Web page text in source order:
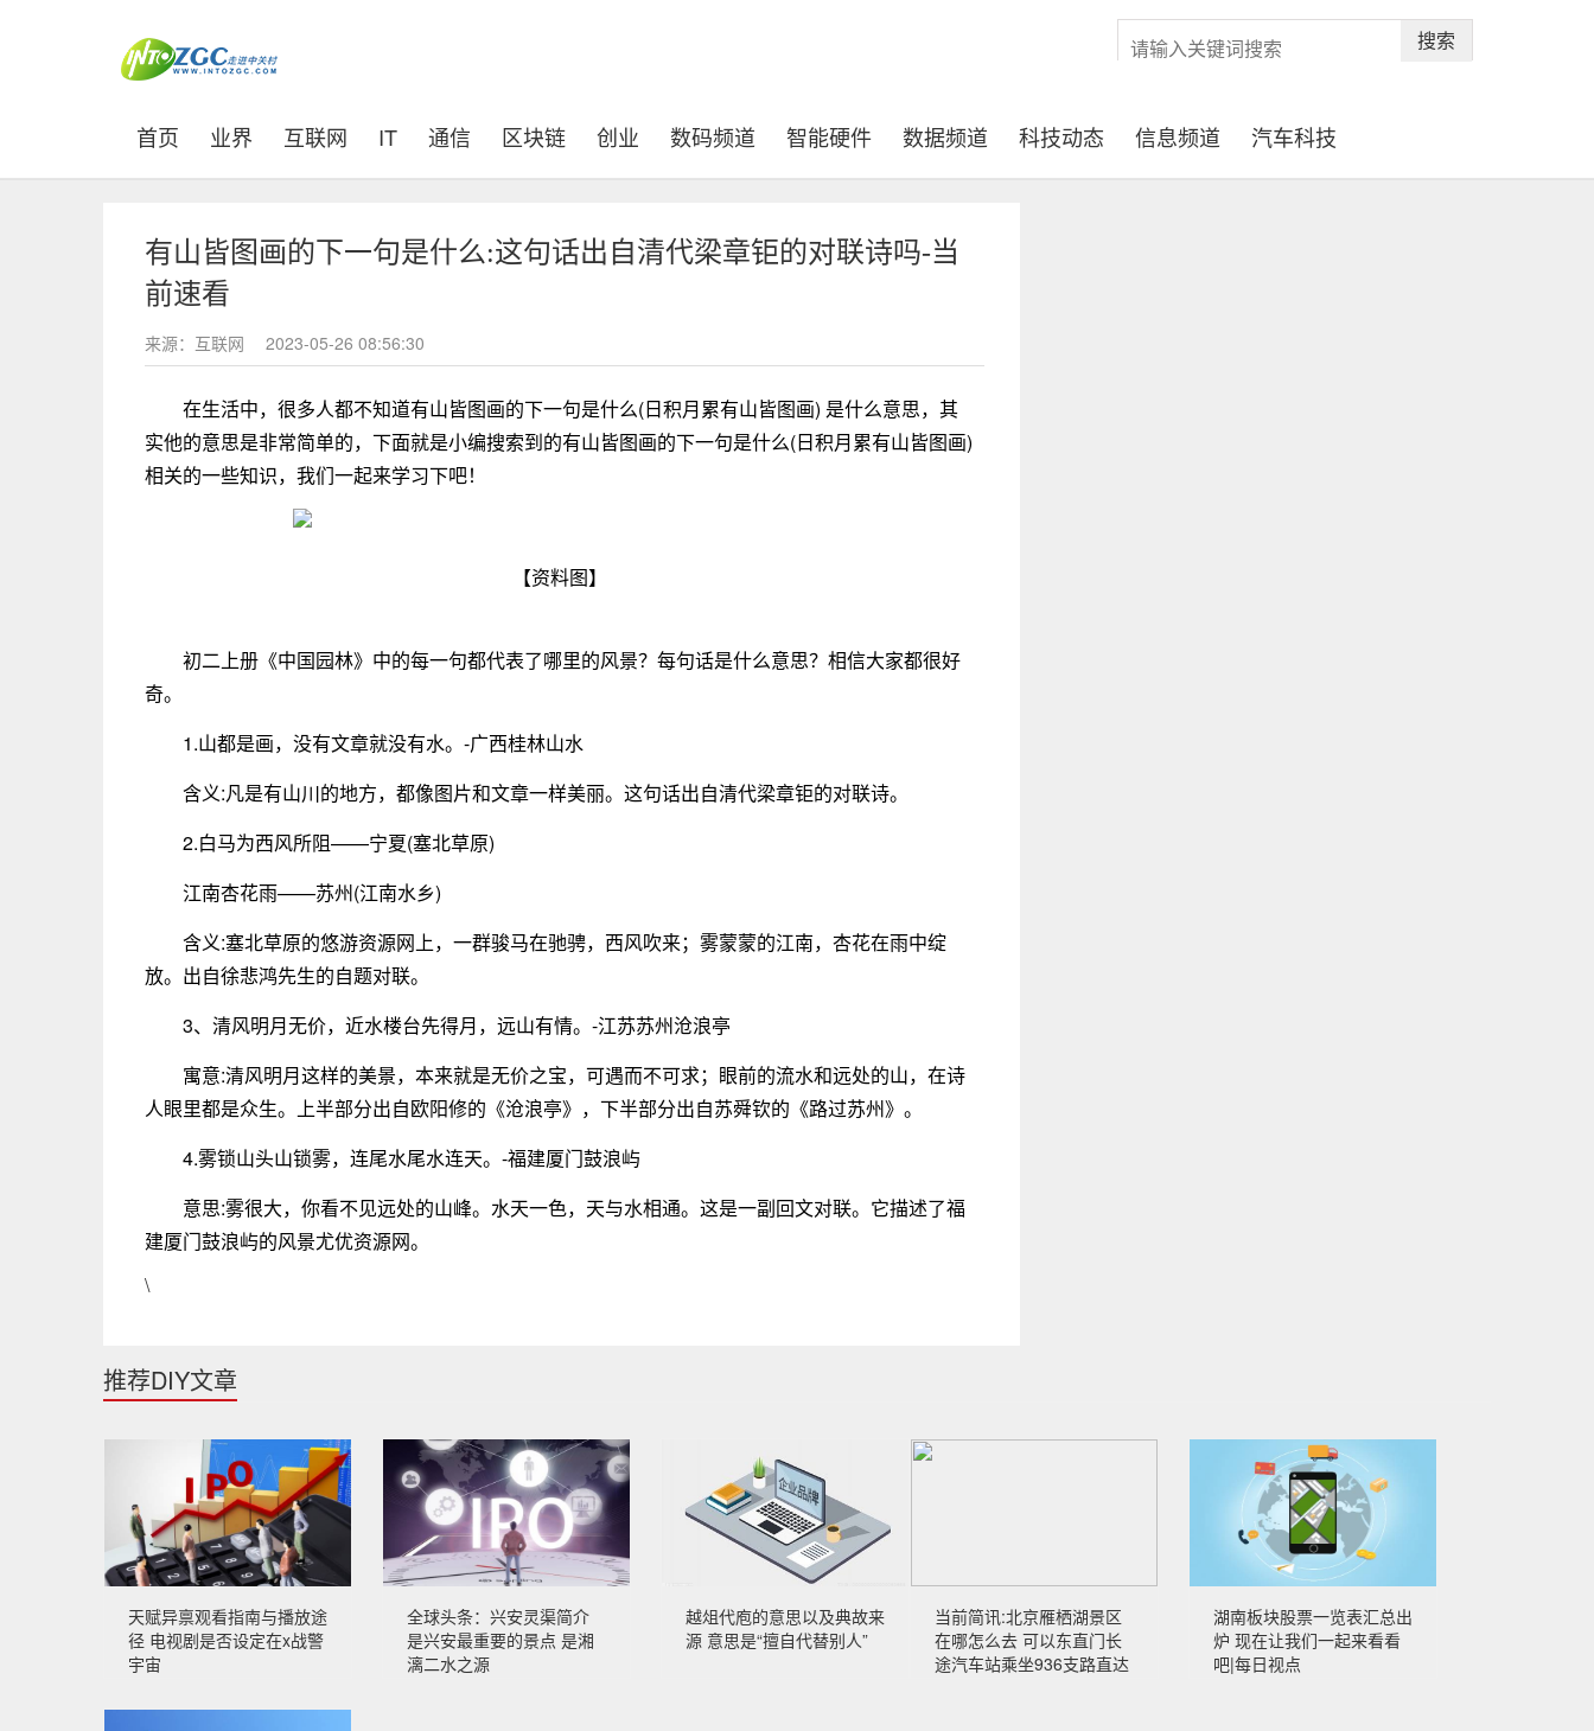
搜索
首页 (current)
业界 互联网 IT 通信 区块链 创业 数码频道 智能硬件 数据频道 科技动态 信息频道 汽车科技
有山皆图画的下一句是什么:这句话出自清代梁章钜的对联诗吗-当
前速看
来源：互联网 2023-05-26 08:56:30
在生活中，很多人都不知道有山皆图画的下一句是什么(日积月累有山皆图画) 是什么意思，其
实他的意思是非常简单的，下面就是小编搜索到的有山皆图画的下一句是什么(日积月累有山皆图画)
相关的一些知识，我们一起来学习下吧！
【资料图】
初二上册《中国园林》中的每一句都代表了哪里的风景？每句话是什么意思？相信大家都很好
奇。
1.山都是画，没有文章就没有水。-广西桂林山水
含义:凡是有山川的地方，都像图片和文章一样美丽。这句话出自清代梁章钜的对联诗。
2.白马为西风所阻——宁夏(塞北草原)
江南杏花雨——苏州(江南水乡)
含义:塞北草原的悠游资源网上，一群骏马在驰骋，西风吹来；雾蒙蒙的江南，杏花在雨中绽
放。出自徐悲鸿先生的自题对联。
3、清风明月无价，近水楼台先得月，远山有情。-江苏苏州沧浪亭
寓意:清风明月这样的美景，本来就是无价之宝，可遇而不可求；眼前的流水和远处的山，在诗
人眼里都是众生。上半部分出自欧阳修的《沧浪亭》，下半部分出自苏舜钦的《路过苏州》。
4.雾锁山头山锁雾，连尾水尾水连天。-福建厦门鼓浪屿
意思:雾很大，你看不见远处的山峰。水天一色，天与水相通。这是一副回文对联。它描述了福
建厦门鼓浪屿的风景尤优资源网。
\
推荐DIY文章
天赋异禀观看指南与播放途
径 电视剧是否设定在x战警
宇宙
全球头条：兴安灵渠简介
是兴安最重要的景点 是湘
漓二水之源
越俎代庖的意思以及典故来
源 意思是“擅自代替别人”
当前简讯:北京雁栖湖景区
在哪怎么去 可以东直门长
途汽车站乘坐936支路直达
湖南板块股票一览表汇总出
炉 现在让我们一起来看看
吧|每日视点